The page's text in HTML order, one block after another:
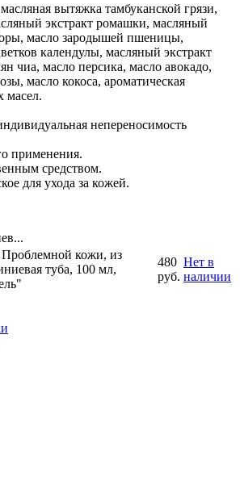
вытяжка тамбуканской грязи,
экстракт ромашки, масляный
масло зародышей пшеницы,
календулы, масляный экстракт
чиа, масло персика, масло авокадо,
масло кокоса, ароматическая
масел.
непереносимость
применения.
средством.
для ухода за кожей.
кожи, из
туба, 100 мл,
480
руб.
Нет в
наличии